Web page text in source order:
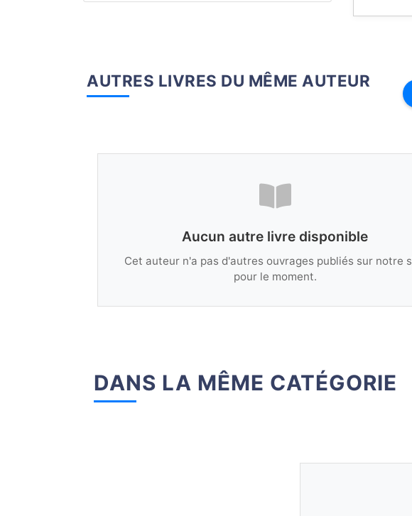
AUTRES LIVRES DU MÊME AUTEUR
Aucun autre livre disponible
Cet auteur n'a pas d'autres ouvrages publiés sur notre
pour le moment.
DANS LA MÊME CATÉGORIE